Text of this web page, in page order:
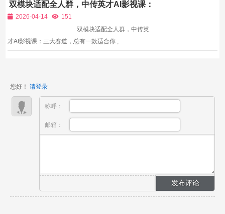
情平铺直叙，缺少3秒开篇钩子，短视频前3秒流失严
重；人物单薄无记忆点，冲突反转设计生硬，完播率持
双模块适配全人群，中传英才AI影视课：
三大赛道，总有一款适合你
2026-04-14
151
双模块适配全人群，中传英
才AI影视课：三大赛道，总有一款适合你 ,
您好！ 请登录
称呼：
邮箱：